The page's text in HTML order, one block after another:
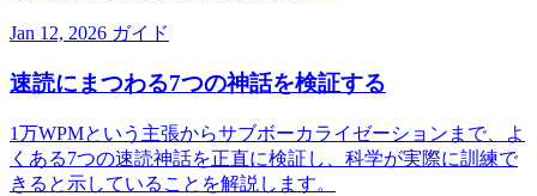
Jan 12, 2026 ガイド
速読にまつわる7つの神話を検証する
1万WPMという主張からサブボーカライゼーションまで、よ
くある7つの速読神話を正直に検証し、科学が実際に訓練で
きると示していることを解説します。